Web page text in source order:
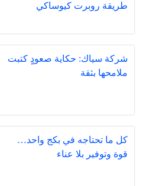
طريقة روبرت كيوساكي
شركة سياك: حكاية صعودٍ كتبت
ملامحها بثقة
كل ما تحتاجه في بكج واحد…
قوة وتوفير بلا عناء